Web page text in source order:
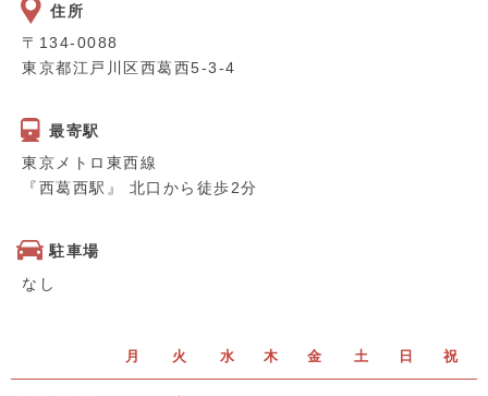
住所
〒134-0088
東京都江戸川区西葛西5-3-4
最寄駅
東京メトロ東西線
『西葛西駅』 北口から徒歩2分
駐車場
なし
月 火 水 木 金 土 日 祝